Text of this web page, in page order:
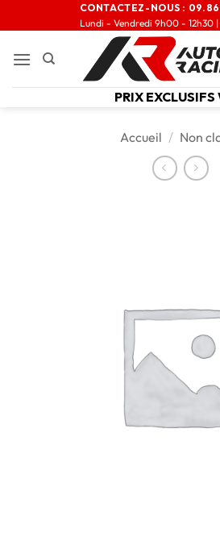
CONTACTEZ-NOUS :
Lundi - Vendredi 9h00 - 12h30 |
PRIX EXCLUSIFS
Accueil / Non